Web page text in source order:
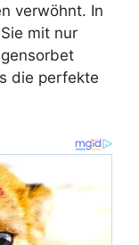
verwöhnt. In
mit nur
die perfekte